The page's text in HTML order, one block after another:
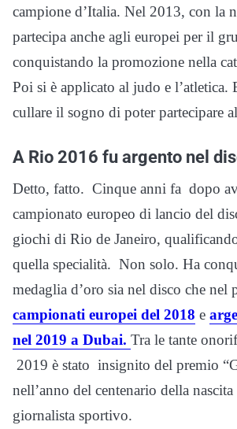
campione d’Italia. Nel 2013, con la
partecipa anche agli europei per il
conquistando la promozione nella
Poi si è applicato al judo e l’atletica.
cullare il sogno di poter partecipare
A Rio 2016 fu argento nel
Detto, fatto. Cinque anni fa dopo
campionato europeo di lancio del
giochi di Rio de Janeiro,
quella specialità. Non solo. Ha
medaglia d’oro sia nel disco che nel
campionati europei del 2018 e
nel 2019 a Dubai. Tra le tante
2019 è stato insignito del premio
nell’anno del centenario della
giornalista sportivo.